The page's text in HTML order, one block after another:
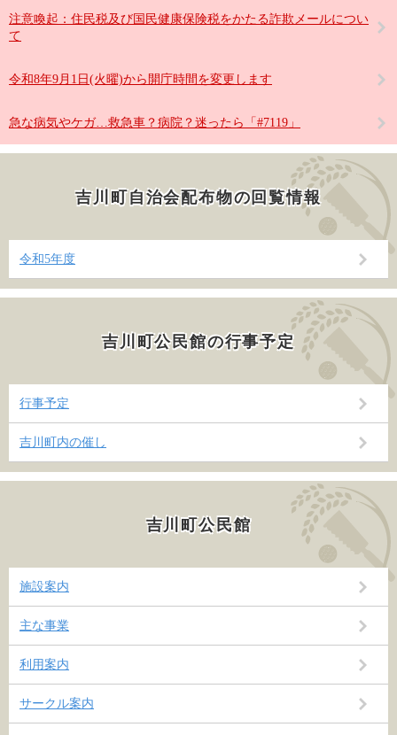
注意喚起：住民税及び国民健康保険税をかたる詐欺メールについ
て
令和8年9月1日(火曜)から開庁時間を変更します
急な病気やケガ…救急車？病院？迷ったら「#7119」
吉川町自治会配布物の回覧情報
令和5年度
吉川町公民館の行事予定
行事予定
吉川町内の催し
吉川町公民館
施設案内
主な事業
利用案内
サークル案内